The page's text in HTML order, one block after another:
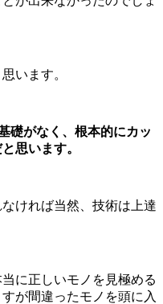
います。
礎がなく、根本的にカッ
思います。
ければ当然、技術は上達
に正しいモノを見極める
が間違ったモノを頭に入